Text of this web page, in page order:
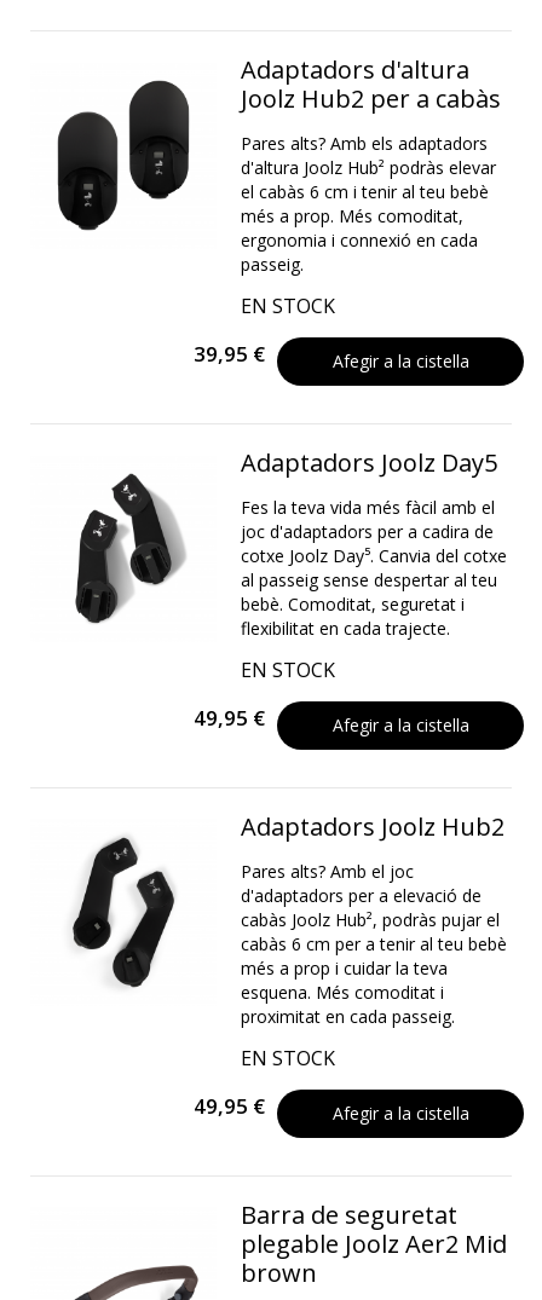
Adaptadors d'altura
Joolz Hub2 per a cabàs
Pares alts? Amb els adaptadors
d'altura Joolz Hub² podràs elevar
el cabàs 6 cm i tenir al teu bebè
més a prop. Més comoditat,
ergonomia i connexió en cada
passeig.
EN STOCK
39,95 € Afegir a la cistella
Adaptadors Joolz Day5
Fes la teva vida més fàcil amb el
joc d'adaptadors per a cadira de
cotxe Joolz Day⁵. Canvia del cotxe
al passeig sense despertar al teu
bebè. Comoditat, seguretat i
flexibilitat en cada trajecte.
EN STOCK
49,95 € Afegir a la cistella
Adaptadors Joolz Hub2
Pares alts? Amb el joc
d'adaptadors per a elevació de
cabàs Joolz Hub², podràs pujar el
cabàs 6 cm per a tenir al teu bebè
més a prop i cuidar la teva
esquena. Més comoditat i
proximitat en cada passeig.
EN STOCK
49,95 € Afegir a la cistella
Barra de seguretat
plegable Joolz Aer2 Mid
brown